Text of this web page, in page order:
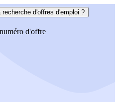
recherche d'offres d'emploi ?
d'offre